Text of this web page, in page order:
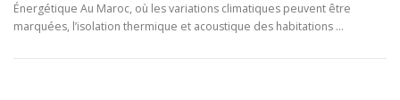
Énergétique Au Maroc, où les variations climatiques peuvent être
marquées, l’isolation thermique et acoustique des habitations …